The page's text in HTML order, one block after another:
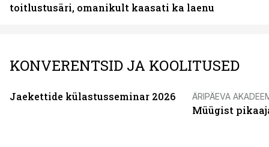
toitlustusäri, omanikult kaasati ka laenu
KONVERENTSID JA KOOLITUSED
Jaekettide külastusseminar 2026 ÄRIPÄEVA
Müügist